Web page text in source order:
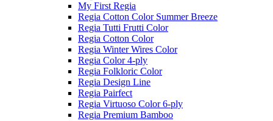
My First Regia
Regia Cotton Color Summer Breeze
Regia Tutti Frutti Color
Regia Cotton Color
Regia Winter Wires Color
Regia Color 4-ply
Regia Folkloric Color
Regia Design Line
Regia Pairfect
Regia Virtuoso Color 6-ply
Regia Premium Bamboo